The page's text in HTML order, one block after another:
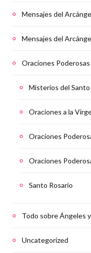
Mensajes del
Mensajes del
Oraciones Poderosas
Misterios del Santo
Oraciones a la
Oraciones
Oraciones
Santo Rosario
Todo sobre Ángeles
Uncategorized